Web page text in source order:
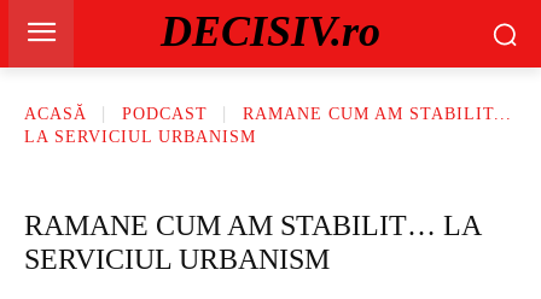
DECISIV.ro
ACASĂ PODCAST
RAMANE CUM AM STABILIT...
LA SERVICIUL URBANISM
RAMANE CUM AM STABILIT… LA
SERVICIUL URBANISM